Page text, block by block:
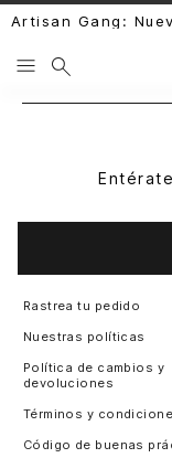
Artisan Gang:
Rastrea tu pedido
Nuestras políticas
Política de cambios y
devoluciones
Términos y
Código de buenas